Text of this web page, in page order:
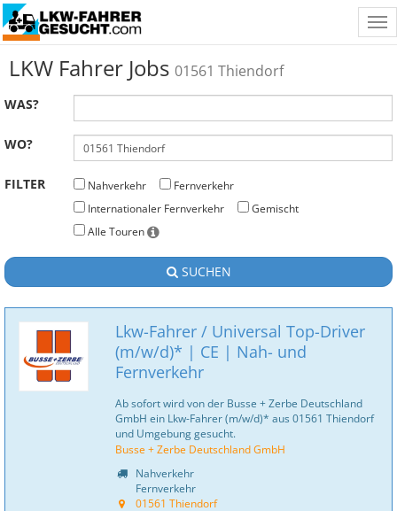
LKW Fahrer Jobs 01561 Thiendorf
WAS?
WO?
FILTER Nahverkehr
Fernverkehr
Internationaler Fernverkehr
Gemischt
Alle Touren
SUCHEN
Lkw-Fahrer / Universal Top-Driver
(m/w/d)* | CE | Nah- und
Fernverkehr
Ab sofort wird von der Busse + Zerbe Deutschland
GmbH ein Lkw-Fahrer (m/w/d)* aus 01561 Thiendorf
und Umgebung gesucht.
Busse + Zerbe Deutschland GmbH
Nahverkehr
Fernverkehr
01561 Thiendorf